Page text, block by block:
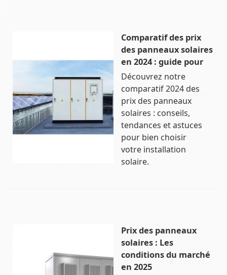
Comparatif des prix
des panneaux solaires
en 2024 : guide pour
Découvrez notre
comparatif 2024 des
prix des panneaux
solaires : conseils,
tendances et astuces
pour bien choisir
votre installation
solaire.
Prix des panneaux
solaires : Les
conditions du marché
en 2025